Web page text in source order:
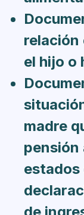
relación
el hijo o
madre
pensión
estados